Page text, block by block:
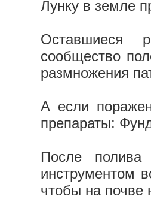
Лунку в земле
Оставшиеся
сообщество
размножения
А если
препараты:
После
инструментом
чтобы на почве